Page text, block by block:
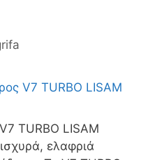
TURBO LISAM
ελαφριά